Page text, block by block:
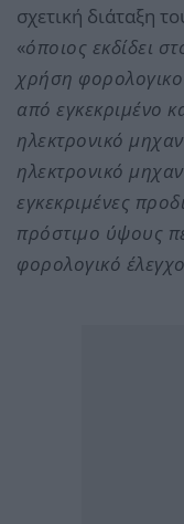
σχετική διάταξη
«όποιος εκδίδει
χρήση
από εγκεκριμένο
ηλεκτρονικό
ηλεκτρονικό
εγκεκριμένες
πρόστιμο ύψους
φορολογικό έλεγχο